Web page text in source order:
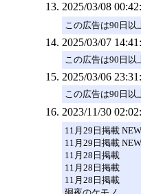
2025/03/08
この広告は90日以
2025/03/07
この広告は90日以
2025/03/06
この広告は90日以
2023/11/30
11月29日掲載
11月29日掲載
11月28日掲載
11月28日掲載
11月28日掲載